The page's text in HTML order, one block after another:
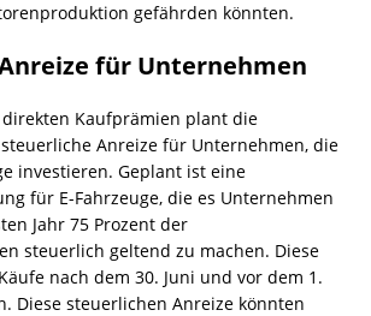
gefährden könnten.
für Unternehmen
Kaufprämien plant die
Anreize für Unternehmen, die
investieren. Geplant ist eine
für E-Fahrzeuge, die es Unternehmen
Jahr 75 Prozent der
steuerlich geltend zu machen. Diese
nach dem 30. Juni und vor dem 1.
Diese steuerlichen Anreize könnten